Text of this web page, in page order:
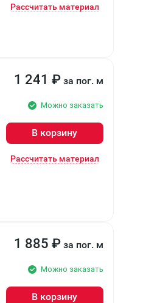
Рассчитать материал
1 241 ₽ за пог. м
Можно заказать
В корзину
Рассчитать материал
1 885 ₽ за пог. м
Можно заказать
В корзину